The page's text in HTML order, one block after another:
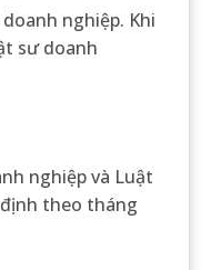
nghiệp. Khi
sư doanh
nghiệp và Luật
theo tháng